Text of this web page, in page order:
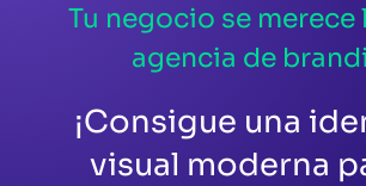
Tu negocio se merece
agencia de
¡Consigue una
visual moderna